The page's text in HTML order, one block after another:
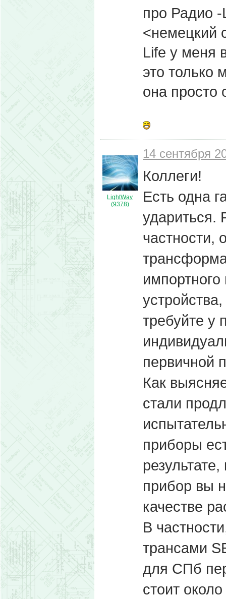
про Радио
<немецкий
Life у меня
это
она просто
LightWay
(9378)
14 сентября
Коллеги!
Есть одна
удариться.
частности,
требуйте у
первичной
Как
стали
приборы
прибор вы
качестве
В
трансами
для СПб
стоит